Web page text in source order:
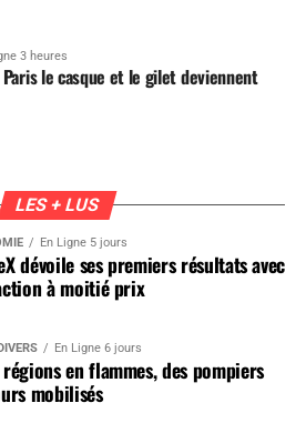
3 heures
le casque et le gilet deviennent
LES + LUS
En Ligne 5 jours
dévoile ses premiers résultats avec
à moitié prix
En Ligne 6 jours
régions en flammes, des pompiers
mobilisés